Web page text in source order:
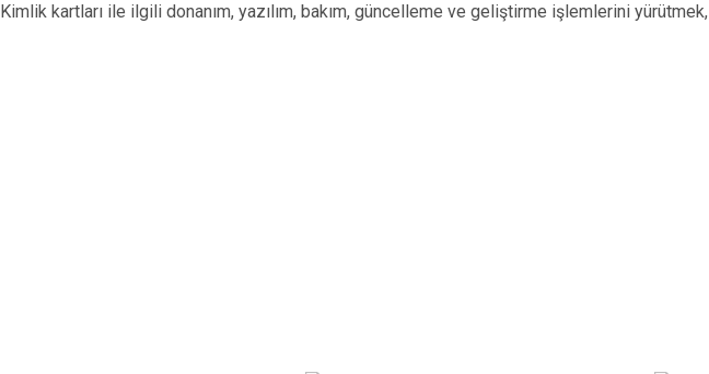
Kimlik kartları ile ilgili donanım, yazılım, bakım, güncelleme ve geliştirme işlemlerini yürütmek,